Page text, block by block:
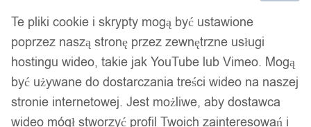
kieszenią dokumenty pieniądze
turystyczny
27,99
Te pliki cookie i skrypty mogą być ustawione
poprzez naszą stronę przez zewnętrzne usługi
hostingu wideo, takie jak YouTube lub Vimeo. Mogą
być używane do dostarczania treści wideo na naszej
stronie internetowej. Jest możliwe, aby dostawca
wideo mógł stworzyć profil Twoich zainteresowań i